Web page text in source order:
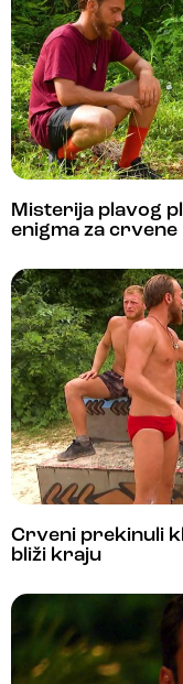
Misterija plavog
enigma za crvene
Crveni prekinuli
bliži kraju